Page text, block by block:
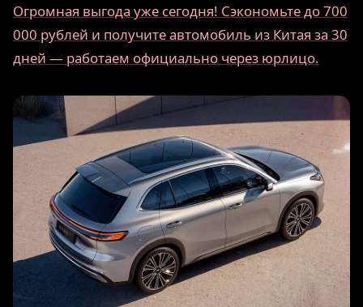
Огромная выгода уже сегодня! Сэкономьте до 700
000 рублей и получите автомобиль из Китая за 30
дней — работаем официально через юрлицо.